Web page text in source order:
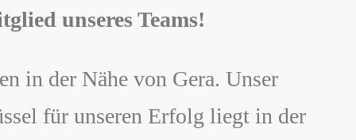
unseres Teams!
in der Nähe von Gera. Unser
für unseren Erfolg liegt in der